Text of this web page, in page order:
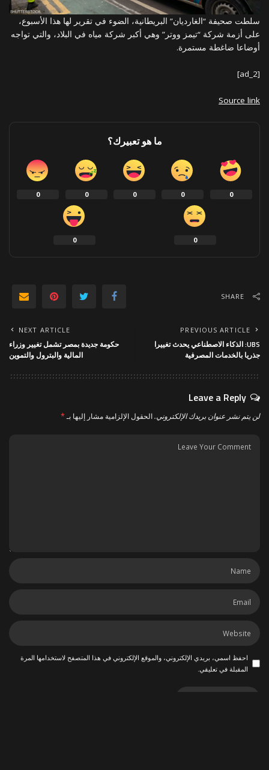
سلطت صحيفة “الغارديان” البريطانية، الضوء في تقرير لها هذا الأسبوع،
على أزمة شركة “تيمز ووتر” وهي أكبر شركة مياه في البلاد، والتي تواجه
أوضاعا ضاغطة مستمرة.
[ad_2]
Source link
ما هو تعبيرك؟
0
0
0
0
0
0
0
SHARE
PREVIOUS ARTICLE
UBS: الذكاء الاصطناعي يحدث تغييرا
جذريا بالخدمات المصرفية
NEXT ARTICLE
حكومة جديدة بمصر تشمل تغيير وزراء
المالية والبترول والتموين
Leave a Reply
لن يتم نشر عنوان بريدك الإلكتروني.الحقول الإلزامية مشار إليها بـ*
احفظ اسمي، بريدي الإلكتروني، والموقع الإلكتروني في هذا المتصفح لاستخدامها المرة
المقبلة في تعليقي.